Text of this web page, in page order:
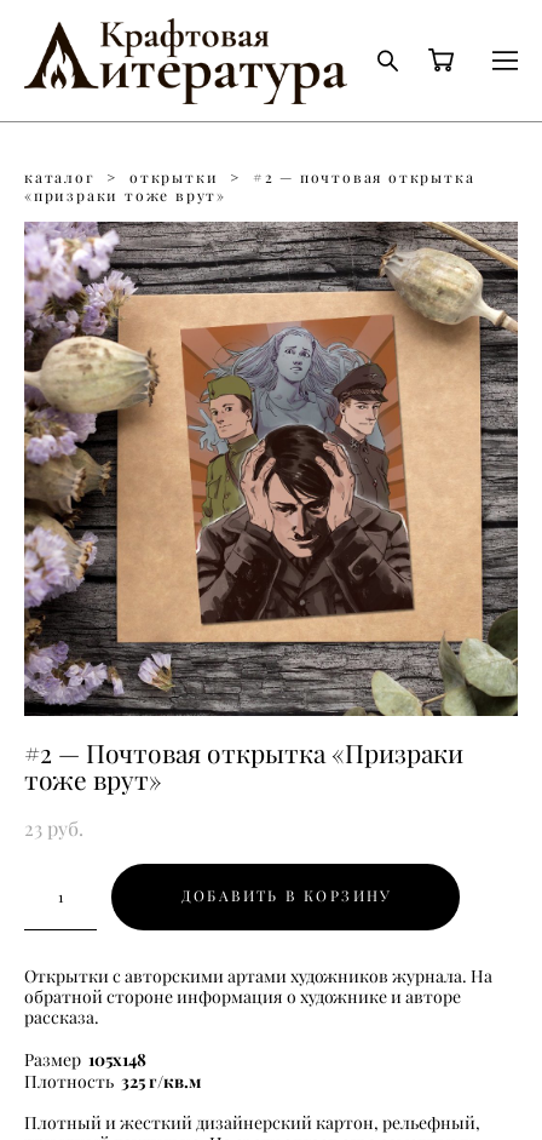
каталог > открытки >
#2 — почтовая открытка
«призраки тоже врут»
#2 — Почтовая открытка «Призраки
тоже врут»
23 pуб.
ДОБАВИТЬ В КОРЗИНУ
Открытки с авторскими артами художников журнала. На
обратной стороне информация о художнике и авторе
рассказа.
Размер 105х148
Плотность 325 г/кв.м
Плотный и жесткий дизайнерский картон, рельефный,